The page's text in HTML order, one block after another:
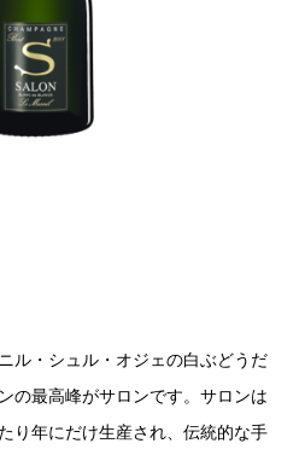
ル・シュル・オジェの白ぶどうだ
の最高峰がサロンです。サロンは
り年にだけ生産され、伝統的な手